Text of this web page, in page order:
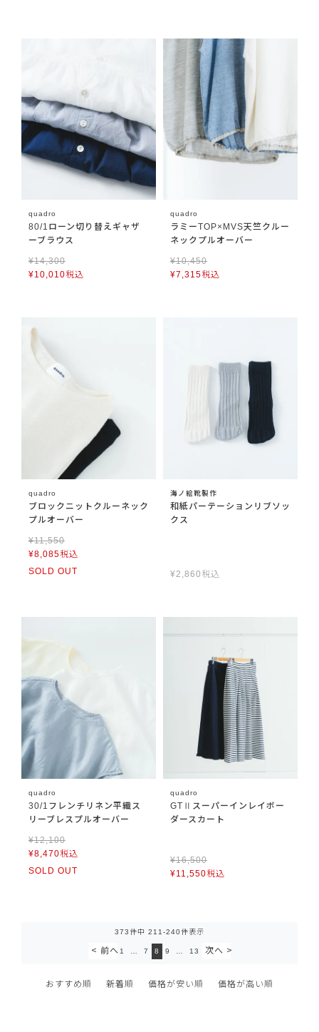
quadro
80/1ローン切り替えギャザ
ーブラウス
¥14,300
¥10,010税込
quadro
ラミーTOP×MVS天竺クルー
ネックプルオーバー
¥10,450
¥7,315税込
quadro
ブロックニットクルーネック
プルオーバー
¥11,550
¥8,085税込
SOLD OUT
海ノ絵靴製作
和紙パーテーションリブソッ
クス
¥2,860 税込
quadro
30/1フレンチリネン平織ス
リーブレスプルオーバー
¥12,100
¥8,470税込
SOLD OUT
quadro
GTⅡスーパーインレイボー
ダースカート
¥16,500
¥11,550税込
おすすめ順 新着順 価格が安い順 価格が高い順
373件中 211 -240件表示
1 7 8 9 13